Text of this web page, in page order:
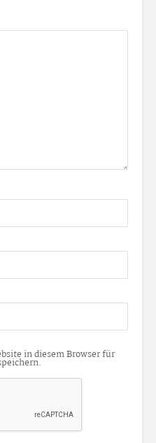
in diesem Browser für